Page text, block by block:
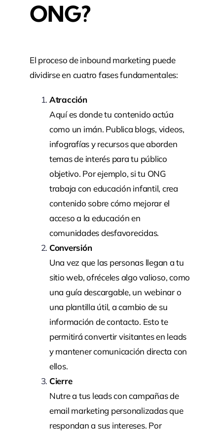
ONG?
El proceso de inbound marketing puede
dividirse en cuatro fases fundamentales:
Atracción
Aquí es donde tu contenido actúa
como un imán. Publica blogs, videos,
infografías y recursos que aborden
temas de interés para tu público
objetivo. Por ejemplo, si tu ONG
trabaja con educación infantil, crea
contenido sobre cómo mejorar el
acceso a la educación en
comunidades desfavorecidas.
Conversión
Una vez que las personas llegan a tu
sitio web, ofréceles algo valioso, como
una guía descargable, un webinar o
una plantilla útil, a cambio de su
información de contacto. Esto te
permitirá convertir visitantes en leads
y mantener comunicación directa con
ellos.
Cierre
Nutre a tus leads con campañas de
email marketing personalizadas que
respondan a sus intereses. Por